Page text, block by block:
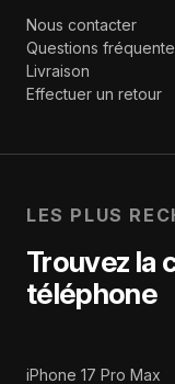
Nous contacter
Questions
Livraison
Effectuer un retour
LES PLUS
Trouvez la
téléphone
iPhone 17 Pro Max